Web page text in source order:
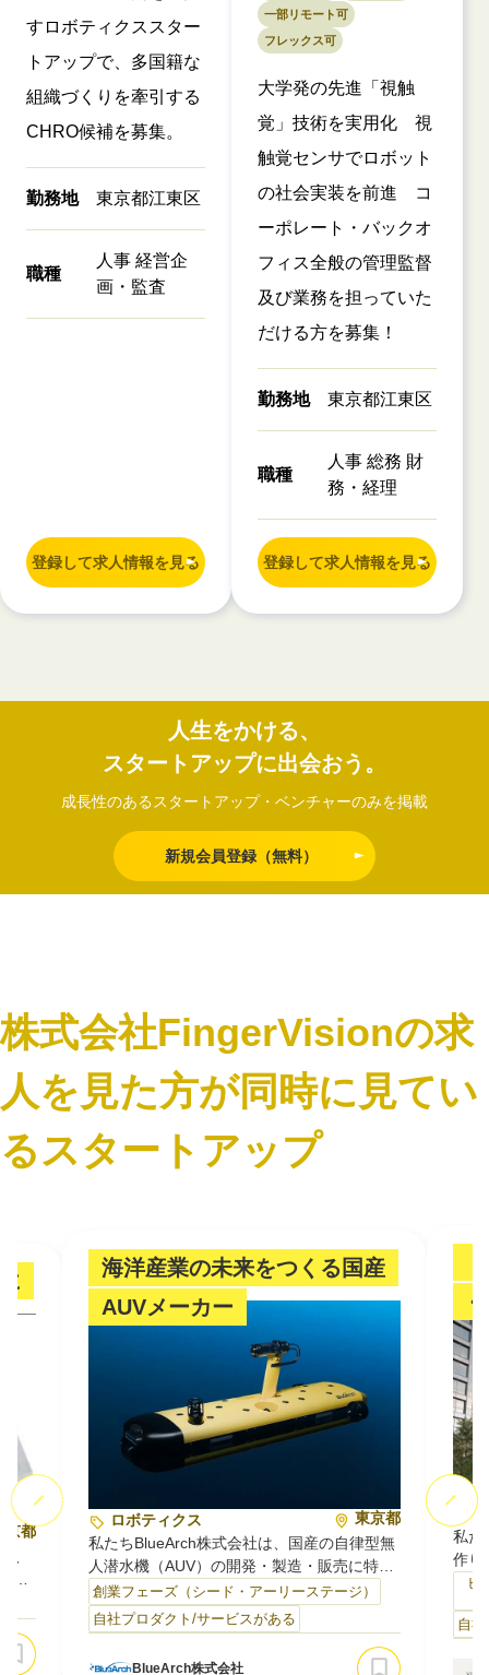
すロボティクススター
トアップで、多国籍な
組織づくりを牽引する
CHRO候補を募集。
勤務地 東京都江東区
職種
人事 経営企
画・監査
登録して求人情報を見る
一部リモート可
フレックス可
大学発の先進「視触
覚」技術を実用化 視
触覚センサでロボット
の社会実装を前進 コ
ーポレート・バックオ
フィス全般の管理監督
及び業務を担っていた
だける方を募集！
勤務地 東京都江東区
職種
人事 総務 財
務・経理
登録して求人情報を見る
人生をかける、
スタートアップに出会おう。
成長性のあるスタートアップ・ベンチャーのみを掲載
新規会員登録（無料）
株式会社FingerVisionの求
人を見た方が同時に見てい
るスタートアップ
京都
産
報
海洋産業の未来をつくる国産
AUVメーカー
ロボティクス
東京都
私たちBlueArch株式会社は、国産の自律型無
人潜水機（AUV）の開発・製造・販売に特化
したスタートアップです。
電波の届かない海中での探索・観測は、今も
多くのコストと危険を伴います。海底通信、
海底資源、海洋エネルギーなど活用が期待さ
創業フェーズ（シード・アーリーステージ）
自社プロダクト/サービスがある
BlueArch株式会社
私た
作り
タ
3D
「
ビ
自